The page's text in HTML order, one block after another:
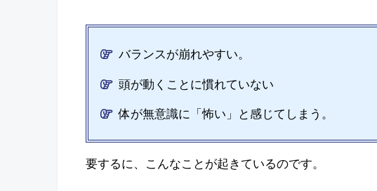
バランスが崩れやすい。
頭が動くことに慣れていない
体が無意識に「怖い」と感じてしまう。
要するに、こんなことが起きているのです。